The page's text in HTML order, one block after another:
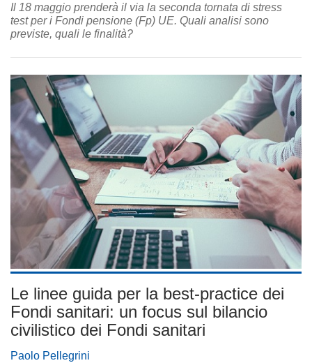
Il 18 maggio prenderà il via la seconda tornata di stress
test per i Fondi pensione (Fp) UE. Quali analisi sono
previste, quali le finalità?
Le linee guida per la best-practice dei
Fondi sanitari: un focus sul bilancio
civilistico dei Fondi sanitari
Paolo Pellegrini